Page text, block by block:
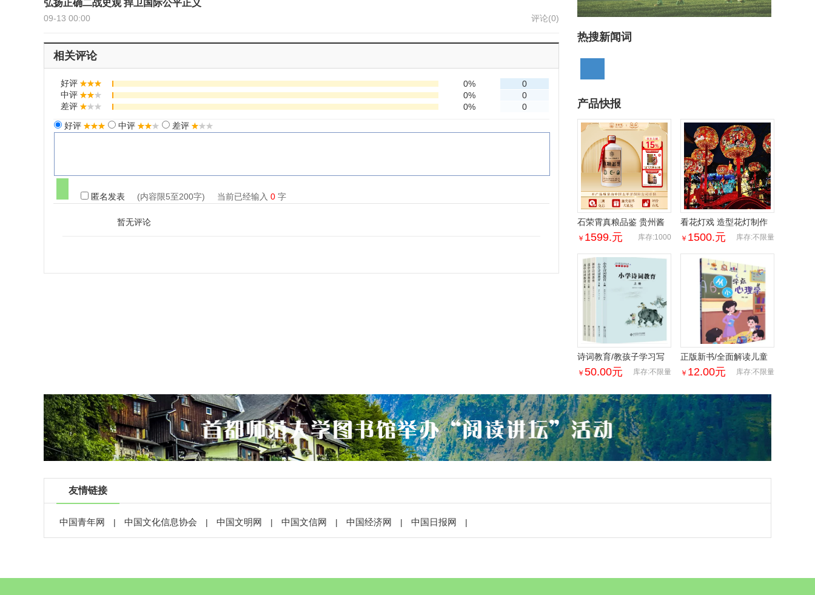
弘扬正确二战史观 捍卫国际公平正义
09-13 00:00 评论(0)
相关评论
好评 0%
0
中评
0%
0
差评
0%
0
好评
中评 差评
匿名发表 (内容限5至200字) 当前已经输入 0 字
暂无评论
热搜新闻词
产品快报
石荣霄真粮品鉴 贵州酱
香型白酒53度粮食酒老
￥ 1599.元 库存:1000
看花灯戏 造型花灯制作
特色古城古镇人文风俗
￥ 1500.元 库存:不限量
诗词教育/教孩子学习写
诗/儿童诗歌/如何写诗/诗
￥ 50.00元 库存:不限量
正版新书/全面解读儿童
心理健康系列：学点心理
新书/全面解读儿童心理
健康系列：学点心理学
￥ 12.00元 库存:不限量
友情链接
中国青年网 | 中国文化信息协会 | 中国文明网 | 中国文信网 | 中国经济网 | 中国日报网 |